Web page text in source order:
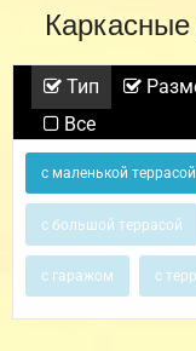
Тип
Все
с маленькой террасой
с большой террасой
с гаражом с